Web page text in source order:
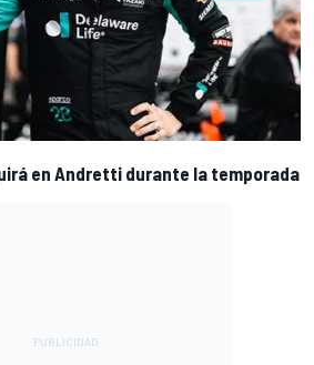
en Andretti durante la temporada